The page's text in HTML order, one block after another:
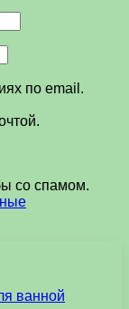
по email.
со спамом.
ванной